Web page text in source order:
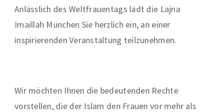
Anlässlich des Weltfrauentags lädt die Lajna
Imaillah München Sie herzlich ein, an einer
inspirierenden Veranstaltung teilzunehmen.
Wir möchten Ihnen die bedeutenden Rechte
vorstellen, die der Islam den Frauen vor mehr als